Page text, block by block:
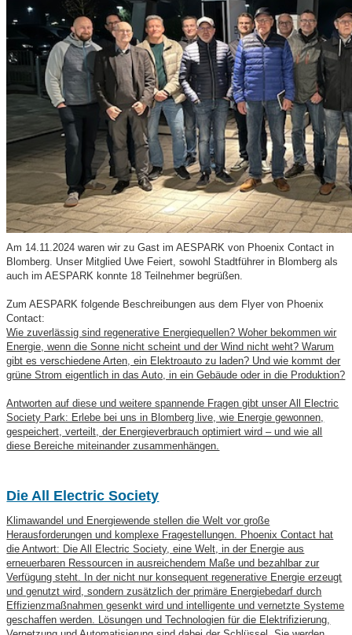
Am 14.11.2024 waren wir zu Gast im AESPARK von Phoenix Contact in
Blomberg. Unser Mitglied Uwe Feiert, sowohl Stadtführer in Blomberg als
auch im AESPARK konnte 18 Teilnehmer begrüßen.
Zum AESPARK folgende Beschreibungen aus dem Flyer von Phoenix
Contact:
Wie zuverlässig sind regenerative Energiequellen? Woher bekommen wir
Energie, wenn die Sonne nicht scheint und der Wind nicht weht? Warum
gibt es verschiedene Arten, ein Elektroauto zu laden? Und wie kommt der
grüne Strom eigentlich in das Auto, in ein Gebäude oder in die Produktion?
Antworten auf diese und weitere spannende Fragen gibt unser All Electric
Society Park: Erlebe bei uns in Blomberg live, wie Energie gewonnen,
gespeichert, verteilt, der Energieverbrauch optimiert wird – und wie all
diese Bereiche miteinander zusammenhängen.
Die All Electric Society
Klimawandel und Energiewende stellen die Welt vor große
Herausforderungen und komplexe Fragestellungen. Phoenix Contact hat
die Antwort: Die All Electric Society, eine Welt, in der Energie aus
erneuerbaren Ressourcen in ausreichendem Maße und bezahlbar zur
Verfügung steht. In der nicht nur konsequent regenerative Energie erzeugt
und genutzt wird, sondern zusätzlich der primäre Energiebedarf durch
Effizienzmaßnahmen gesenkt wird und intelligente und vernetzte Systeme
geschaffen werden. Lösungen und Technologien für die Elektrifizierung,